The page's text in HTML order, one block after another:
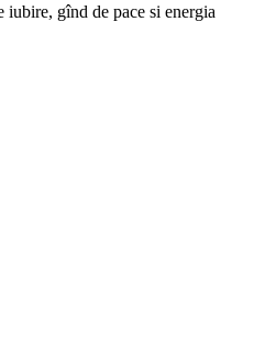
iubire, gînd de pace si energia